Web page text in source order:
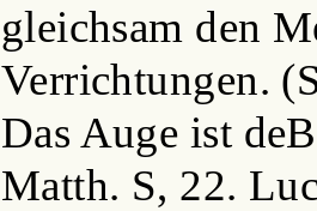
gleichsam den
Verrichtungen.
Das Auge ist
Matth. S, 22.